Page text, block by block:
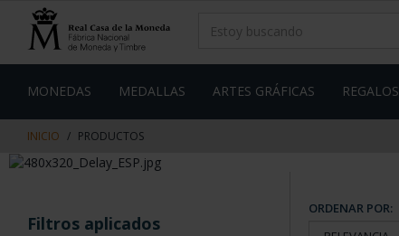
contenido
de
MONEDAS MEDALLAS ARTES GRÁFICAS REGALOS
INICIO PRODUCTOS
Filtros aplicados
ORDENAR POR: